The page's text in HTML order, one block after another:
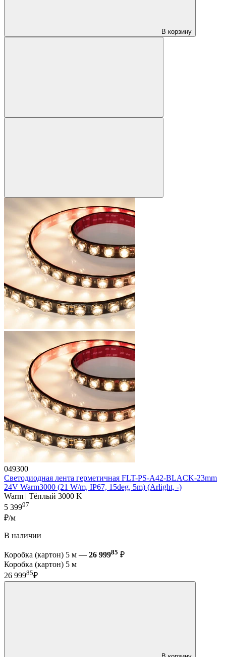
В корзину
049300
Светодиодная лента герметичная FLT-PS-A42-BLACK-23mm
24V Warm3000 (21 W/m, IP67, 15deg, 5m) (Arlight, -)
Warm | Тёплый 3000 K
5 39997
₽/м
В наличии
Коробка (картон) 5 м — 26 99985 ₽
Коробка (картон) 5 м
26 99985₽